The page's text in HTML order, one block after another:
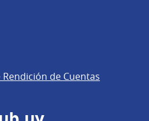
de Cuentas